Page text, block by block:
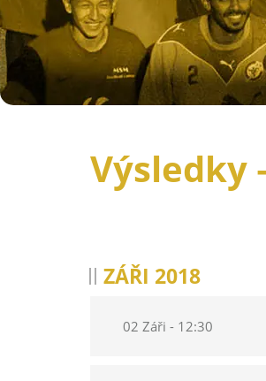
Výsledky
ZÁŘI 2018
02 Záři - 12:30